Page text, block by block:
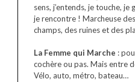
sens, j’entends, je touche, je
je rencontre ! Marcheuse
champs, des ruines et des
La Femme qui Marche :
cochère ou pas. Mais entre
Vélo, auto, métro, bateau…